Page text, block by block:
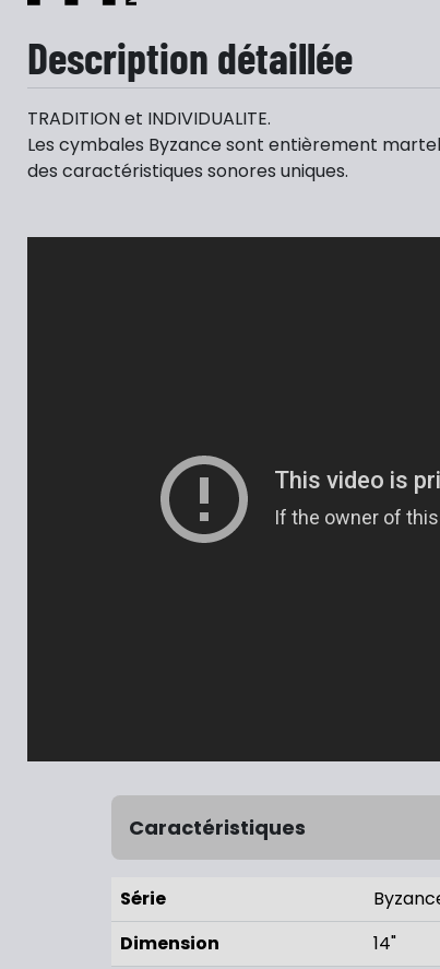
Description détaillée
TRADITION et INDIVIDUALITE.
Les cymbales Byzance sont entièrement
des caractéristiques sonores uniques.
Caractéristiques
Série
Dimension
14"